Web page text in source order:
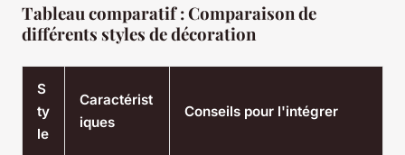
Tableau comparatif : Comparaison de
différents styles de décoration
S
ty
le
Caractérist
iques
Conseils pour l'intégrer